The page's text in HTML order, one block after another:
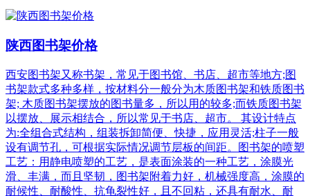
陕西图书架价格
西安图书架又称书架，常见于图书馆、书店、超市等地方;图
书架款式多种多样，按材料分一般分为木质图书架和铁质图书
架; 木质图书架摆放的图书量多，所以用的较多;而铁质图书架
以摆放、展示相结合，所以常见于书店、超市。 其设计特点
为:全组合式结构，组装拆卸简便、快捷，应用灵活;柱子一般
设有调节孔，可根据实际情况调节层板的间距。图书架的喷塑
工艺：用静电喷塑的工艺，是表面涂装的一种工艺，涂膜光
滑、丰满，而且坚韧，图书架附着力好，机械强度高，涂膜的
耐候性、耐酸性、抗龟裂性好，且不回粘，还具有耐水、耐